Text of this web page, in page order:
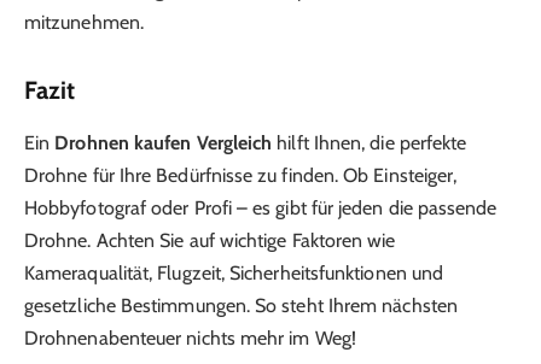
mitzunehmen.
Fazit
Ein Drohnen kaufen Vergleich hilft Ihnen, die perfekte
Drohne für Ihre Bedürfnisse zu finden. Ob Einsteiger,
Hobbyfotograf oder Profi – es gibt für jeden die passende
Drohne. Achten Sie auf wichtige Faktoren wie
Kameraqualität, Flugzeit, Sicherheitsfunktionen und
gesetzliche Bestimmungen. So steht Ihrem nächsten
Drohnenabenteuer nichts mehr im Weg!